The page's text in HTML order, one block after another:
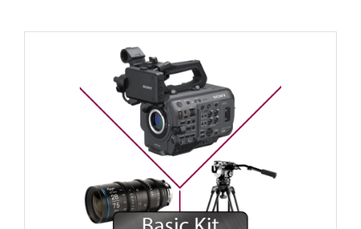
Cinema camera
Camera's Cinema camera
Alle categoriën
Zoek op product